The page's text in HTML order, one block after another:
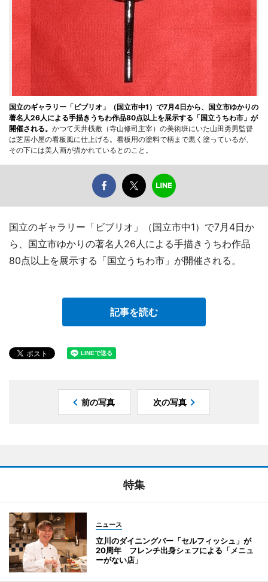
国立のギャラリー「ビブリオ」（国立市中1）で7月4日から、国立市ゆかりの
著名人26人による手描きうちわ作品80点以上を展示する「国立うちわ市」が
開催される。 かつて天井桟敷（寺山修司主宰）の美術班にいた山田勇男監督
は芝居小屋の看板風に仕上げる。看板用の塗料で柄まで黒く塗っているが、
その下には美人画が描かれているとのこと。
国立のギャラリー「ビブリオ」（国立市中1）で7月4日か
ら、国立市ゆかりの著名人26人による手描きうちわ作品
80点以上を展示する「国立うちわ市」が開催される。
記事を読む
前の写真 次の写真
特集
ニュース
立川のダイニングバー「セルフィッシュ」が
20周年 フレンチ出身シェフによる「メニュ
ーがない店」